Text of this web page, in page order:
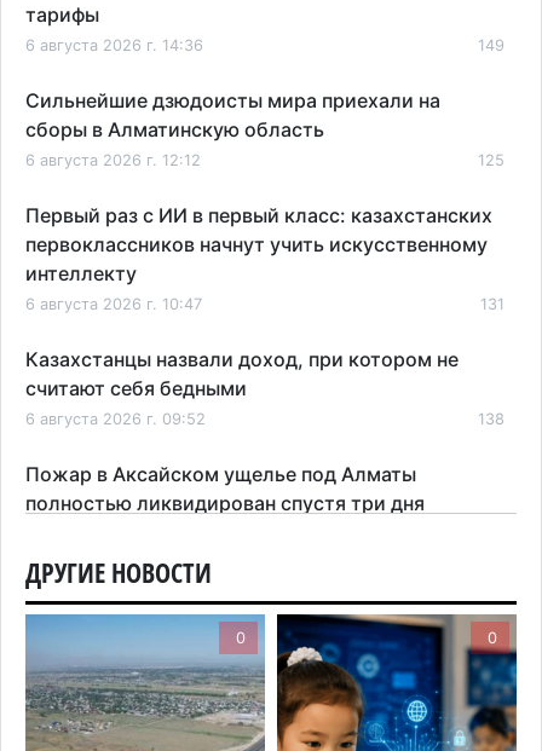
тарифы
6 августа 2026 г. 14:36 149
Сильнейшие дзюдоисты мира приехали на
сборы в Алматинскую область
6 августа 2026 г. 12:12 125
Первый раз с ИИ в первый класс: казахстанских
первоклассников начнут учить искусственному
интеллекту
6 августа 2026 г. 10:47 131
Казахстанцы назвали доход, при котором не
считают себя бедными
6 августа 2026 г. 09:52 138
Пожар в Аксайском ущелье под Алматы
полностью ликвидирован спустя три дня
Минэкологии опровергло фото тигра возле села
в Алматинской области
183
Казахстан стал лидером Центральной Азии в
мировом рейтинге благополучия
ДРУГИЕ НОВОСТИ
0 0